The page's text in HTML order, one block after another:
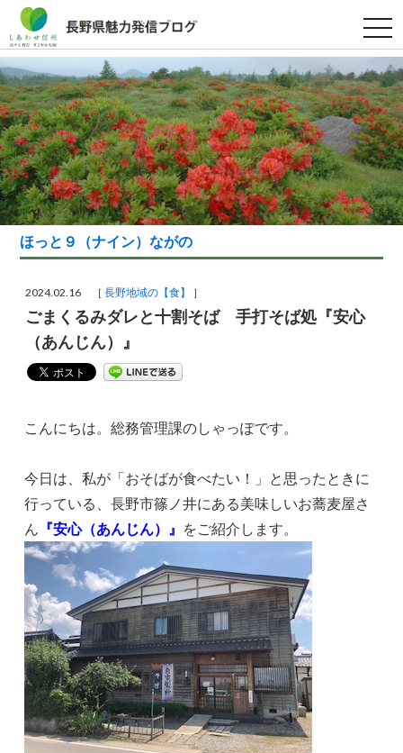
t
o
g
l
e
n
a
v
i
g
a
t
i
o
n
ほっと９（ナイン）ながの
2024.02.16 ［長野地域の【食】 ］
ごまくるみダレと十割そば 手打そば処『安心
（あんじん）』
こんにちは。総務管理課のしゃっぽです。
今日は、私が「おそばが食べたい！」と思ったときに
行っている、長野市篠ノ井にある美味しいお蕎麦屋さ
ん 『安心（あんじん）』 をご紹介します。